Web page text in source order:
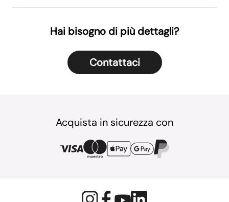
Hai bisogno di più dettagli?
Contattaci
Acquista in sicurezza con